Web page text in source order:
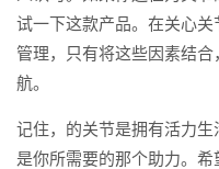
试一下这款产品。在关心
管理，只有将这些因素结
航。
记住，的关节是拥有活力
是你所需要的那个助力。